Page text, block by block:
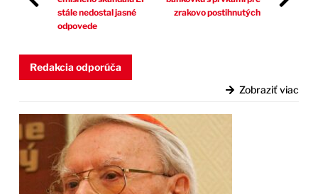
stále nedostal jasné
odpovede
zrakovo postihnutých
Redakcia odporúča
Zobraziť viac